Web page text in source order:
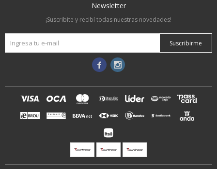
Newsletter
¡Suscribite y recibí todas nuestras novedades!
Suscribirme
 